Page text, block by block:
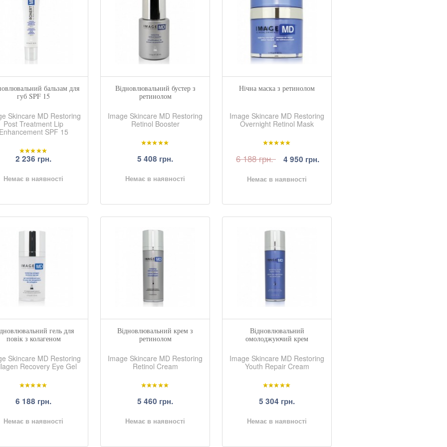
бальзам для
губ SPF 15
Skincare MD Restoring
Post Treatment Lip
Enhancement SPF 15
2 236 грн.
Немає в наявності
Відновлювальний бустер з
ретинолом
Image Skincare MD Restoring
Retinol Booster
5 408 грн.
Немає в наявності
Нічна маска з ретинолом
Image Skincare MD Restoring
Overnight Retinol Mask
6 188 грн. 4 950 грн.
Немає в наявності
гель для
повік з колагеном
Skincare MD Restoring
Recovery Eye Gel
6 188 грн.
Немає в наявності
Відновлювальний крем з
ретинолом
Image Skincare MD Restoring
Retinol Cream
5 460 грн.
Немає в наявності
Відновлювальний
омолоджуючий крем
Image Skincare MD Restoring
Youth Repair Cream
5 304 грн.
Немає в наявності